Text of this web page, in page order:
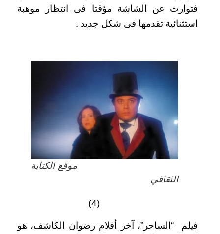
فتوارت عن الشاشة مؤقتا فى انتظار موهبة
استثنائية تقدمها فى شكل جديد .
موقع الكتابة
الثقافي
(4)
فيلم “الساحر”، آخر أفلام رضوان الكاشف، هو